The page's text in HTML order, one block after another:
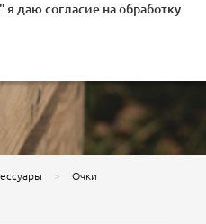
даю согласие наобработку
Очки